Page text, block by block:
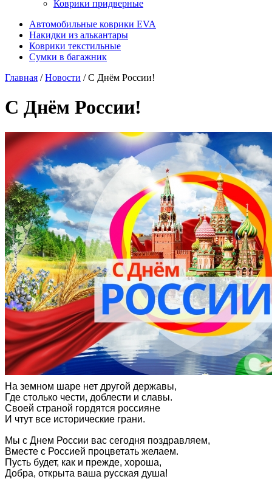
Коврики придверные
Автомобильные коврики EVA
Накидки из алькантары
Коврики текстильные
Сумки в багажник
Главная /Новости / С Днём России!
С Днём России!
На земном шаре нет другой державы,
Где столько чести, доблести и славы.
Своей страной гордятся россияне
И чтут все исторические грани.
Мы с Днем России вас сегодня поздравляем,
Вместе с Россией процветать желаем.
Пусть будет, как и прежде, хороша,
Добра, открыта ваша русская душа!